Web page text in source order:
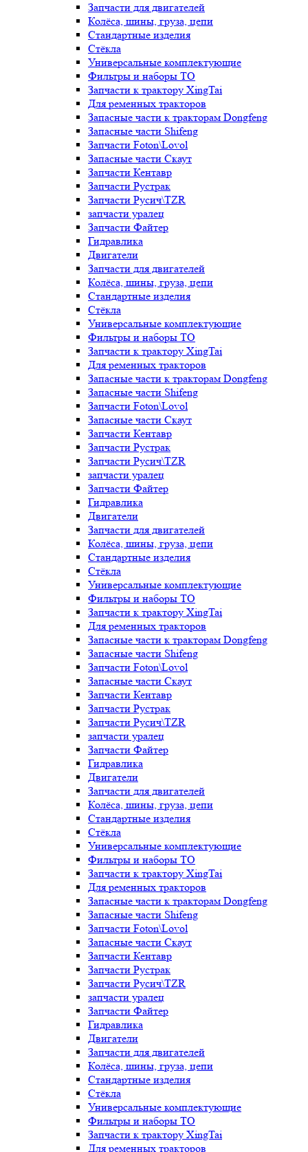
Запчасти для двигателей
Колёса, шины, груза, цепи
Стандартные изделия
Стёкла
Универсальные комплектующие
Фильтры и наборы ТО
Запчасти к трактору XingTai
Для ременных тракторов
Запасные части к тракторам Dongfeng
Запасные части Shifeng
Запчасти Foton\Lovol
Запасные части Скаут
Запчасти Кентавр
Запчасти Рустрак
Запчасти Русич\TZR
запчасти уралец
Запчасти Файтер
Гидравлика
Двигатели
Запчасти для двигателей
Колёса, шины, груза, цепи
Стандартные изделия
Стёкла
Универсальные комплектующие
Фильтры и наборы ТО
Запчасти к трактору XingTai
Для ременных тракторов
Запасные части к тракторам Dongfeng
Запасные части Shifeng
Запчасти Foton\Lovol
Запасные части Скаут
Запчасти Кентавр
Запчасти Рустрак
Запчасти Русич\TZR
запчасти уралец
Запчасти Файтер
Гидравлика
Двигатели
Запчасти для двигателей
Колёса, шины, груза, цепи
Стандартные изделия
Стёкла
Универсальные комплектующие
Фильтры и наборы ТО
Запчасти к трактору XingTai
Для ременных тракторов
Запасные части к тракторам Dongfeng
Запасные части Shifeng
Запчасти Foton\Lovol
Запасные части Скаут
Запчасти Кентавр
Запчасти Рустрак
Запчасти Русич\TZR
запчасти уралец
Запчасти Файтер
Гидравлика
Двигатели
Запчасти для двигателей
Колёса, шины, груза, цепи
Стандартные изделия
Стёкла
Универсальные комплектующие
Фильтры и наборы ТО
Запчасти к трактору XingTai
Для ременных тракторов
Запасные части к тракторам Dongfeng
Запасные части Shifeng
Запчасти Foton\Lovol
Запасные части Скаут
Запчасти Кентавр
Запчасти Рустрак
Запчасти Русич\TZR
запчасти уралец
Запчасти Файтер
Гидравлика
Двигатели
Запчасти для двигателей
Колёса, шины, груза, цепи
Стандартные изделия
Стёкла
Универсальные комплектующие
Фильтры и наборы ТО
Запчасти к трактору XingTai
Для ременных тракторов